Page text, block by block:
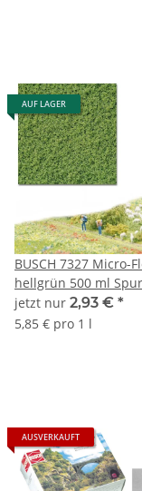
AUF LAGER
BUSCH 7327 Micro-
hellgrün 500 ml Spur
Neutral
jetzt nur 2,93 € *
5,85 € pro 1 l
AUSVERKAUFT